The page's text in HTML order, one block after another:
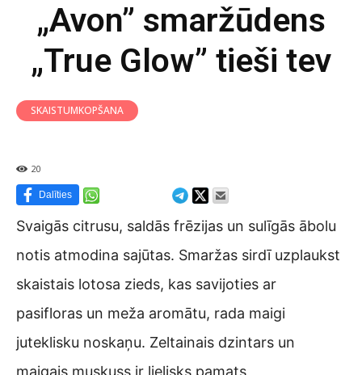
„Avon” smaržūdens
„True Glow” tieši tev
SKAISTUMKOPŠANA
20
Dalīties
Svaigās citrusu, saldās frēzijas un sulīgās ābolu
notis atmodina sajūtas. Smaržas sirdī uzplaukst
skaistais lotosa zieds, kas savijoties ar
pasifloras un meža aromātu, rada maigi
juteklisku noskaņu. Zeltainais dzintars un
maigais muskuss ir lielisks pamats